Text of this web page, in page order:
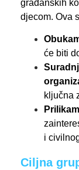
građanskih
djecom. Ova
će biti
ključna
i
Ciljna